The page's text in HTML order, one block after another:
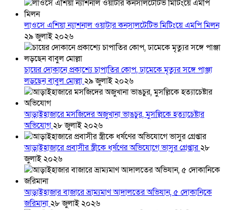
লাওসে এশিয়া ন্যাশনাল ওয়াটার কনসালটেটিভ মিটিংয়ে এমপি মিলন
২৯ জুলাই ২০২৬
চায়ের দোকানে প্রকাশ্যে চাপাতির কোপ, ঢামেকে মৃত্যুর সঙ্গে পাঞ্জা
লড়ছেন বাবুল মোল্লা২৯ জুলাই ২০২৬
আড়াইহাজারে মস‌জি‌দের অজুখানা ভাঙচুর, মুসল্লিকে হত্যাচেষ্টার
অভিযোগ২৮ জুলাই ২০২৬
আড়াইহাজারে প্রবাসীর স্ত্রীকে ধর্ষণের অভিযোগে ভাসুর গ্রেপ্তার২৮
জুলাই ২০২৬
আড়াইহাজার বাজারে ভ্রাম্যমাণ আদালতের অভিযান, ৫ দোকানিকে
জরিমানা২৮ জুলাই ২০২৬